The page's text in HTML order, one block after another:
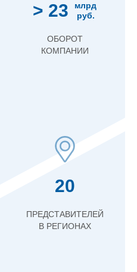
> 23
млрд
руб.
ОБОРОТ
КОМПАНИИ
20
ПРЕДСТАВИТЕЛЕЙ
В РЕГИОНАХ